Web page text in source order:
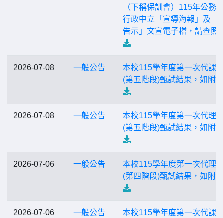
（下稱保訓會）115年公務
行政中立「宣導海報」及「
告示」文宣電子檔，請查照
2026-07-08 一般公告
本校115學年度第一次代課
(第五階段)甄試結果，如附
2026-07-08 一般公告
本校115學年度第一次代理
(第五階段)甄試結果，如附
2026-07-06 一般公告
本校115學年度第一次代理
(第四階段)甄試結果，如附
2026-07-06 一般公告
本校115學年度第一次代課